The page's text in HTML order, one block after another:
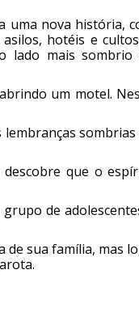
uma nova história,
hotéis e
lado mais sombrio
um motel.
sombrias
que o
de
de sua família, mas